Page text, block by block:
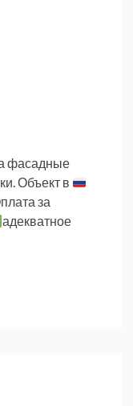
фасадные
Объект в
за
адекватное